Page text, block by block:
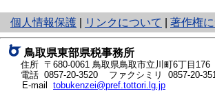
個人情報保護
と
り
ネ
ッ
ト
へ
リンクについて 著作権
鳥取県東部県税事務所
住所 〒680-0061 鳥取県鳥取市立川町6丁目176
電話 0857-20-3520
ファクシミリ 0857-20-
E-mail tobukenzei@pref.tottori.lg.jp